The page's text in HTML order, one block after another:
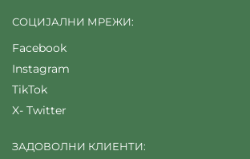
СОЦИЈАЛНИ МРЕЖИ:
Facebook
Instagram
TikTok
X- Twitter
ЗАДОВОЛНИ КЛИЕНТИ: